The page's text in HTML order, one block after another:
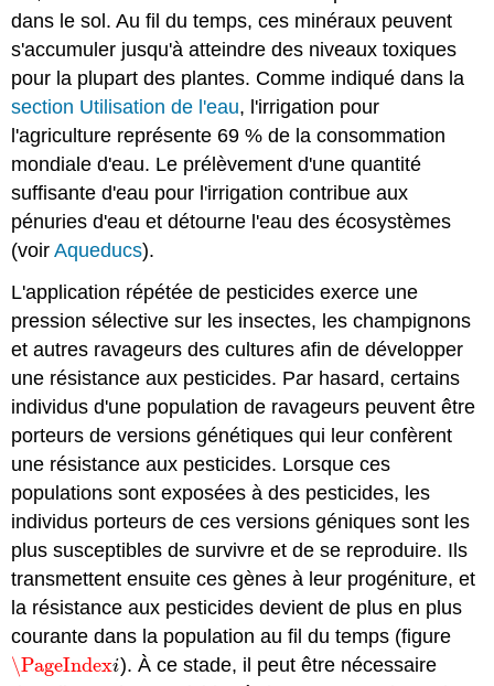
dans le sol. Au fil du temps, ces minéraux peuvent
s'accumuler jusqu'à atteindre des niveaux toxiques
pour la plupart des plantes. Comme indiqué dans la
section Utilisation de l'eau, l'irrigation pour
l'agriculture représente 69 % de la consommation
mondiale d'eau. Le prélèvement d'une quantité
suffisante d'eau pour l'irrigation contribue aux
pénuries d'eau et détourne l'eau des écosystèmes
(voirAqueducs).
L'application répétée de pesticides exerce une
pression sélective sur les insectes, les champignons
et autres ravageurs des cultures afin de développer
une résistance aux pesticides. Par hasard, certains
individus d'une population de ravageurs peuvent être
porteurs de versions génétiques qui leur confèrent
une résistance aux pesticides. Lorsque ces
populations sont exposées à des pesticides, les
individus porteurs de ces versions géniques sont les
plus susceptibles de survivre et de se reproduire. Ils
transmettent ensuite ces gènes à leur progéniture, et
la résistance aux pesticides devient de plus en plus
courante dans la population au fil du temps (figure
\PageIndexi
\PageIndexi). À ce stade, il peut être nécessaire